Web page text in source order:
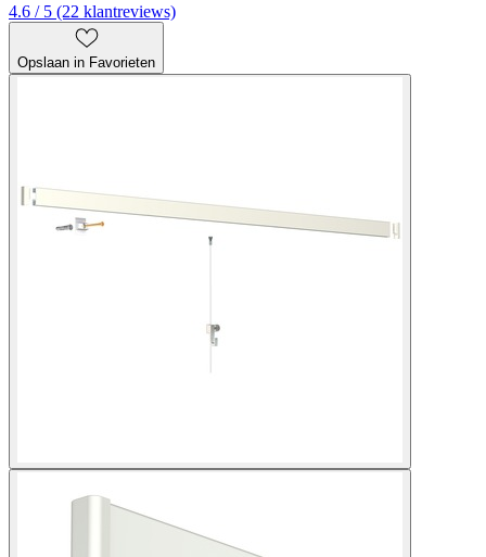
4.6 / 5 (22 klantreviews)
Opslaan in Favorieten